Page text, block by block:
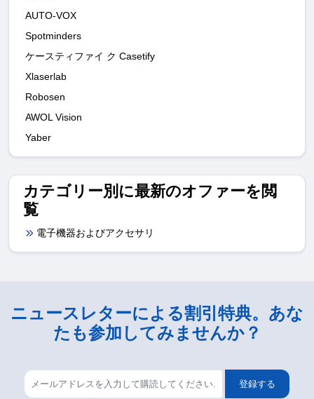
AUTO-VOX
Spotminders
ケースティファイ ク Casetify
Xlaserlab
Robosen
AWOL Vision
Yaber
カテゴリー別に最新のオファーを閲
覧
電子機器およびアクセサリ
ニュースレターによる割引特典。あな
たも参加してみませんか？
登録する